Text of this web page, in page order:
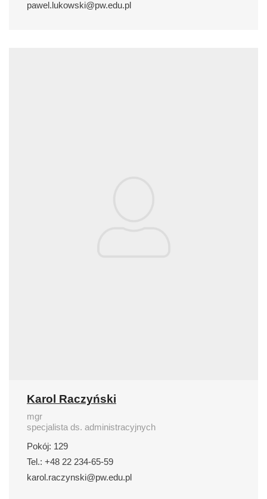
pawel.lukowski@pw.edu.pl
Karol Raczyński
mgr
specjalista ds. administracyjnych
Pokój: 129
Tel.: +48 22 234-65-59
karol.raczynski@pw.edu.pl